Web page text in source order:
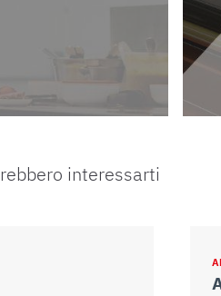
interessarti